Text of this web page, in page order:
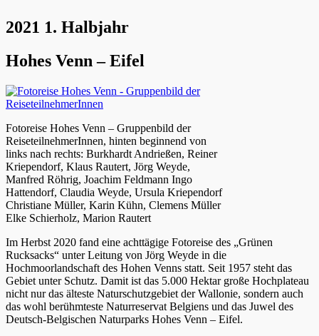
2021 1. Halbjahr
Hohes Venn – Eifel
Fotoreise Hohes Venn – Gruppenbild der
ReiseteilnehmerInnen, hinten beginnend von
links nach rechts: Burkhardt Andrießen, Reiner
Kriependorf, Klaus Rautert, Jörg Weyde,
Manfred Röhrig, Joachim Feldmann Ingo
Hattendorf, Claudia Weyde, Ursula Kriependorf
Christiane Müller, Karin Kühn, Clemens Müller
Elke Schierholz, Marion Rautert
Im Herbst 2020 fand eine achttägige Fotoreise des „Grünen
Rucksacks“ unter Leitung von Jörg Weyde in die
Hochmoorlandschaft des Hohen Venns statt. Seit 1957 steht das
Gebiet unter Schutz. Damit ist das 5.000 Hektar große Hochplateau
nicht nur das älteste Naturschutzgebiet der Wallonie, sondern auch
das wohl berühmteste Naturreservat Belgiens und das Juwel des
Deutsch-Belgischen Naturparks Hohes Venn – Eifel.